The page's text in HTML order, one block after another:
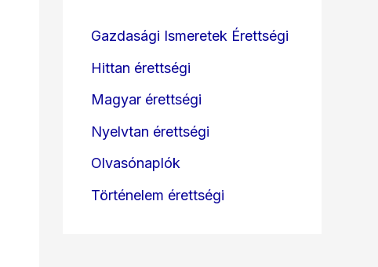
Gazdasági Ismeretek Érettségi
Hittan érettségi
Magyar érettségi
Nyelvtan érettségi
Olvasónaplók
Történelem érettségi